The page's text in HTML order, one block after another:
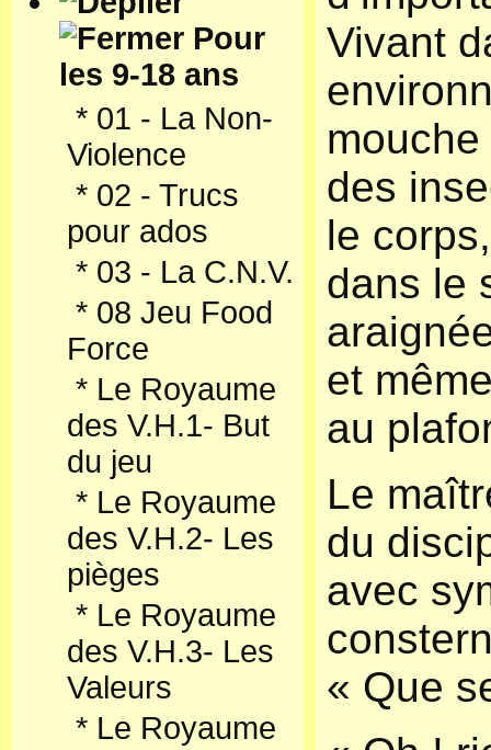
Pour
les 9-18 ans
* 01 - La Non-
Violence
* 02 - Trucs
pour ados
* 03 - La C.N.V.
* 08 Jeu Food
Force
* Le Royaume
des V.H.1- But
du jeu
* Le Royaume
des V.H.2- Les
pièges
* Le Royaume
des V.H.3- Les
Valeurs
* Le Royaume
Vivant
des
le
dans le
et
au
Le
du
avec
« Que